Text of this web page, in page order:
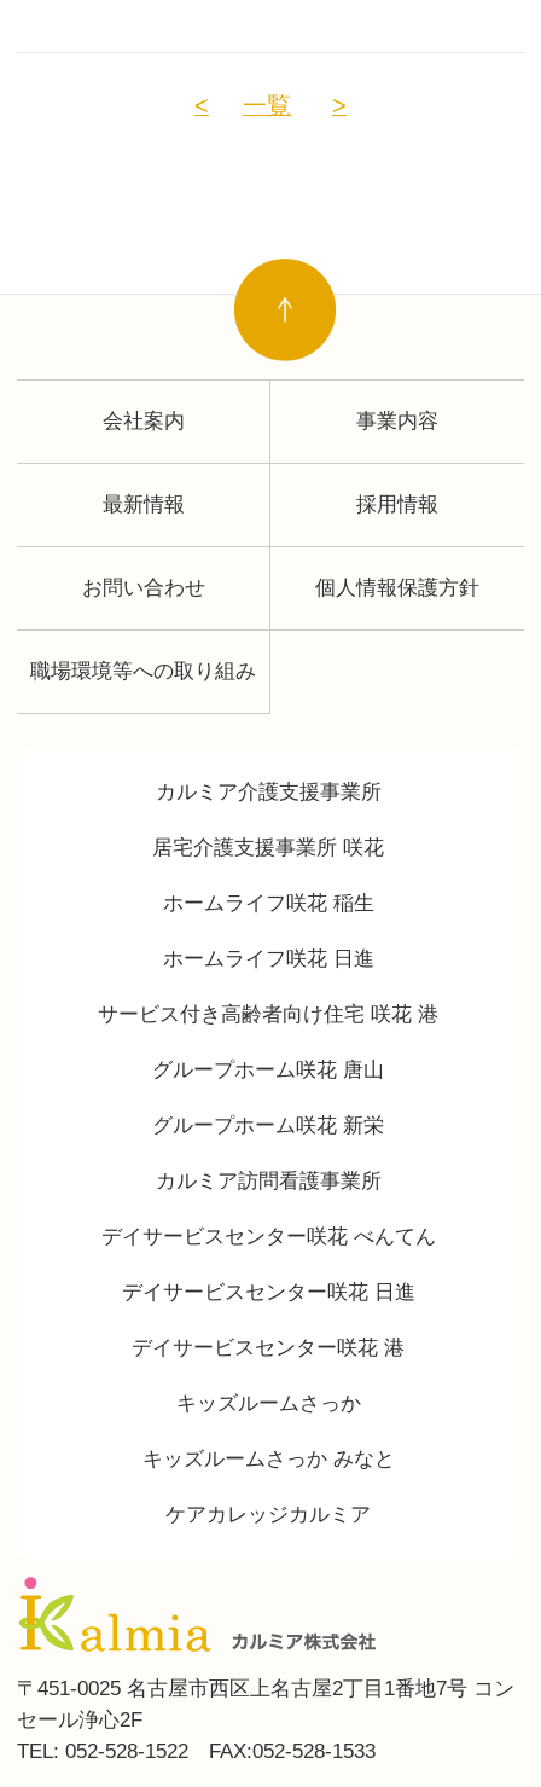
< 一覧 >
会社案内 事業内容
最新情報 採用情報
お問い合わせ 個人情報保護方針
職場環境等への取り組み
カルミア介護支援事業所
居宅介護支援事業所 咲花
ホームライフ咲花 稲生
ホームライフ咲花 日進
サービス付き高齢者向け住宅 咲花 港
グループホーム咲花 唐山
グループホーム咲花 新栄
カルミア訪問看護事業所
デイサービスセンター咲花 べんてん
デイサービスセンター咲花 日進
デイサービスセンター咲花 港
キッズルームさっか
キッズルームさっか みなと
ケアカレッジカルミア
〒451-0025 名古屋市西区上名古屋2丁目1番地7号 コン
セール浄心2F
TEL: 052-528-1522 FAX:052-528-1533